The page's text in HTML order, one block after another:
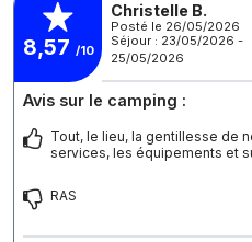
8,57 /10
Christelle B.
Posté le 26/05/2026
Séjour : 23/05/2026 -
25/05/2026
Avis sur le camping :
Tout, le lieu, la gentillesse de
services, les équipements et
RAS